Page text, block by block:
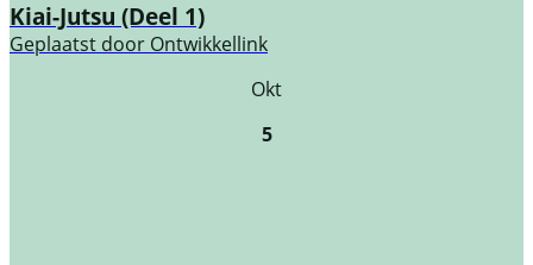
Kiai-Jutsu (Deel 1)
Geplaatst door Ontwikkellink
Okt
5